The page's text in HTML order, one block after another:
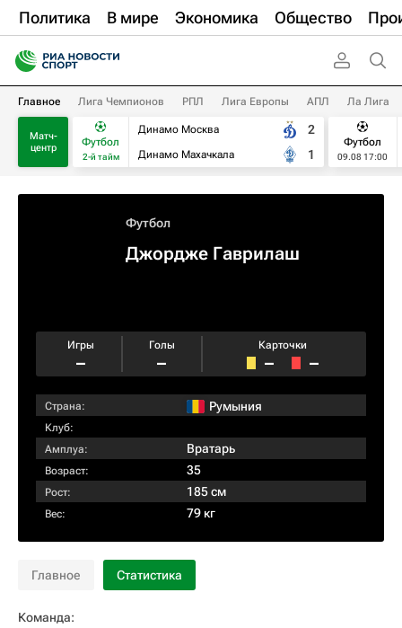
Политика В мире Экономика Общество
Главное Лига Чемпионов РПЛ Лига Европы АПЛ Ла Лига
Матч-
центр
Футбол
2-й тайм
Динамо Москва
Динамо Махачкала
2
1
Футбол
09.08 17:00
Футбол
Джордже Гаврилаш
Игры
–
Голы
–
Карточки
– –
Страна: Румыния
Клуб:
Амплуа:
Вратарь
Возраст: 35
Рост: 185 см
Вес: 79 кг
Главное Статистика
Команда: